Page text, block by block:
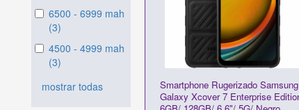
6500 - 6999 mah
(3)
4500 - 4999 mah
(3)
mostrar todas
Smartphone Rugerizado Samsung
Galaxy Xcover 7 Enterprise